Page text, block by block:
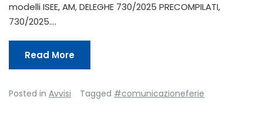
modelli ISEE, AM, DELEGHE 730/2025 PRECOMPILATI,
730/2025.…
Read More
Posted in Avvisi Tagged #comunicazioneferie